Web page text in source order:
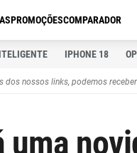
PROMOÇÕESCOMPARADOR
IPHONE 18
dos nossos links, podemos
uma